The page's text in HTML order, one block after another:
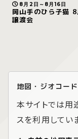
8月2日～8月16日
岡山手のひら子猫
譲渡会
地図・ジオコー
本サイトでは用
スを利用してい